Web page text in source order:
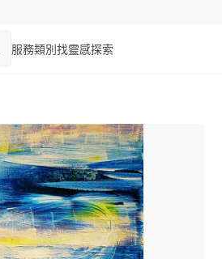
服務類別 找靈感探索